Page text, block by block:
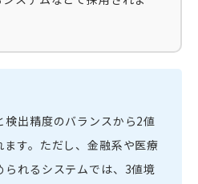
出精度のバランスから2値
す。ただし、金融系や医療
れるシステムでは、3値境